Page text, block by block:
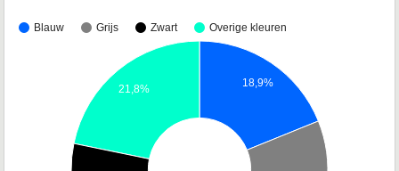
Blauw Grijs Zwart Overige kleuren
18,9%
21,8%